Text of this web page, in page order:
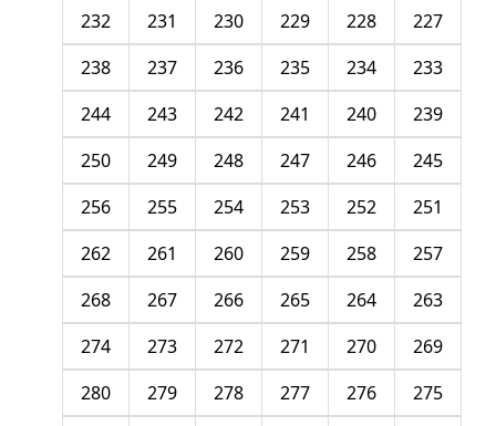
227
228
229
230
231
232
233
234
235
236
237
238
239
240
241
242
243
244
245
246
247
248
249
250
251
252
253
254
255
256
257
258
259
260
261
262
263
264
265
266
267
268
269
270
271
272
273
274
275
276
277
278
279
280